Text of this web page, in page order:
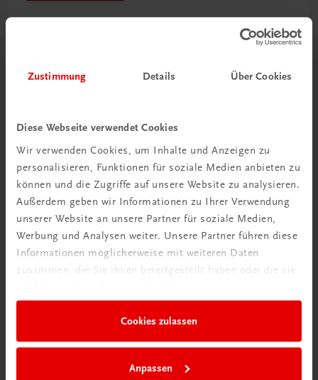
Zustimmung Details Über Cookies
Diese Webseite verwendet Cookies
Wir verwenden Cookies, um Inhalte und Anzeigen zu
personalisieren, Funktionen für soziale Medien anbieten zu
können und die Zugriffe auf unsere Website zu analysieren.
Außerdem geben wir Informationen zu Ihrer Verwendung
unserer Website an unsere Partner für soziale Medien,
Werbung und Analysen weiter. Unsere Partner führen diese
Informationen möglicherweise mit weiteren Daten
zusammen, die Sie ihnen bereitgestellt haben oder die sie
Cookies zulassen
Anpassen
Herzlich willkommen bei TRAUNER!
Wir über uns
Familienunternehmen mit 80 Mitarbeiterinnen und
Mitarbeitern, die eines verbindet: Begeisterung für unsere
Produkte.
mehr erfahren
Wir sind gerne für Sie da
TRAUNER Verlag + Buchservice GmbH